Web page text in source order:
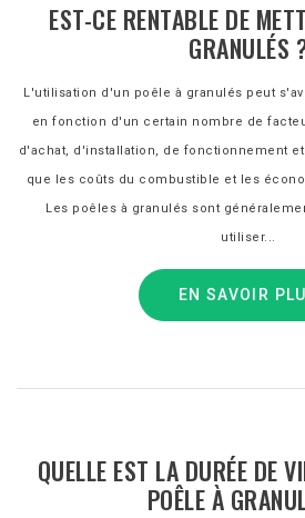
EST-CE RENTABLE DE
GRANULÉS
L'utilisation d'un poêle à granulés peut
en fonction d'un certain nombre de
d'achat, d'installation, de fonctionnement
que les coûts du combustible et les
Les poêles à granulés sont
utiliser...
EN SAVOIR
QUELLE EST LA DURÉE DE
POÊLE À